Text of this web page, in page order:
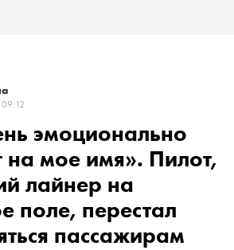
эмоционально
на мое имя». Пилот,
лайнер на
поле, перестал
пассажирам